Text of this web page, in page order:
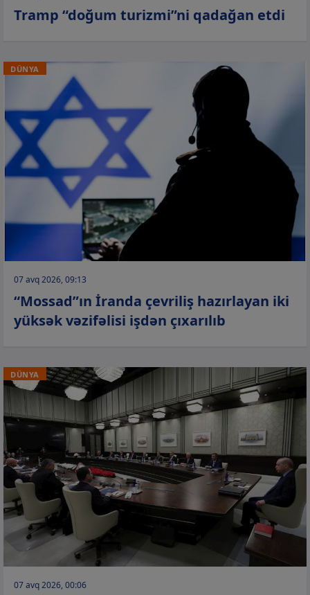
Tramp “doğum turizmi”ni qadağan etdi
DÜNYA
07 avq 2026, 09:13
“Mossad”ın İranda çevriliş hazırlayan iki
yüksək vəzifəlisi işdən çıxarılıb
DÜNYA
07 avq 2026, 00:06